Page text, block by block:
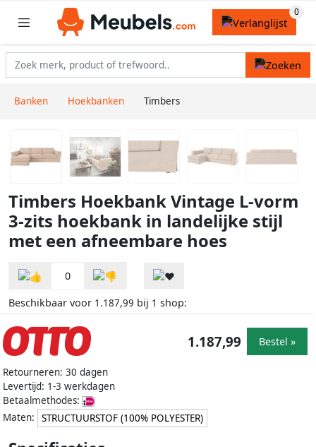
Banken Hoekbanken Timbers
Timbers Hoekbank Vintage L-vorm
3-zits hoekbank in landelijke stijl
met een afneembare hoes
0
Beschikbaar voor 1.187,99 bij 1 shop:
Retourneren: 30 dagen
Levertijd: 1-3 werkdagen
Betaalmethodes:
Maten:
STRUCTUURSTOF (100% POLYESTER)
1.187,99 Bestel »